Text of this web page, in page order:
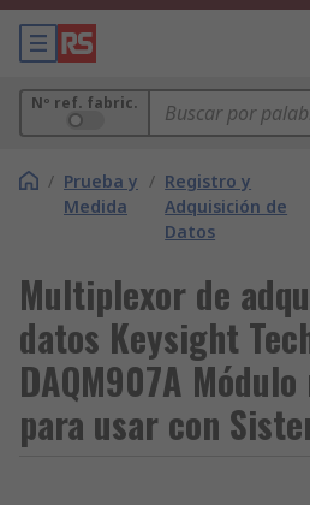
Nº ref. fabric.
/ Prueba y
Medida
/ Registro y
Adquisición de
Datos
Multiplexor de
datos Keysight
DAQM907A
para usar con